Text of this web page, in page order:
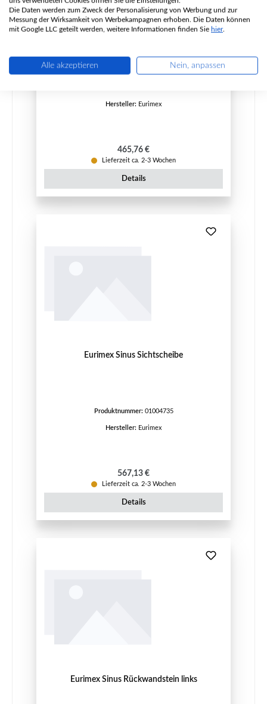
Eurimex Titus Sichtscheibe
Hersteller: Eurimex
Regulärer Preis:
465,76 €
Lieferzeit ca. 2-3 Wochen
Details
Eurimex Sinus Sichtscheibe
Produktnummer: 01004735
Hersteller: Eurimex
Regulärer Preis:
567,13 €
Lieferzeit ca. 2-3 Wochen
Details
Eurimex Sinus Rückwandstein links
Die Daten werden zum Zweck der Personalisierung von Werbung und zur
Messung der Wirksamkeit von Werbekampagnen erhoben. Die Daten können
mit Google LLC geteilt werden, weitere Informationen finden Sie hier.
Alle akzeptieren Nein, anpassen